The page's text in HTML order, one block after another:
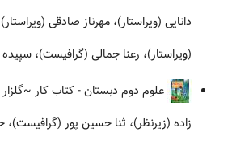
دانایی (ویراستار)، مهرناز صادقی
(ویراستار)، رعنا جمالی (گرافیست)،
علوم دوم دبستان - کتاب کار
زاده (زیرنظر)، ثنا حسین پور